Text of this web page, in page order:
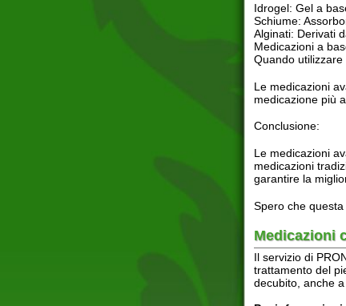
Medicazioni
Il servizio di PRONTO
trattamento del piede
decubito, anche a
Per informazioni
Ambulatorio
Cell. 3493192117